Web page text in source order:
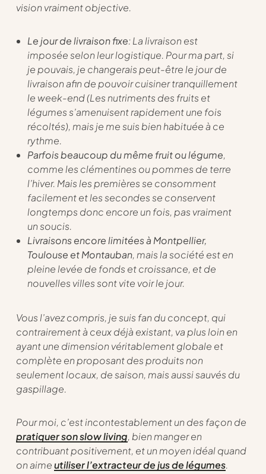
vision vraiment objective.
Le jour de livraison fixe: La livraison est
imposée selon leur logistique. Pour ma part, si
je pouvais, je changerais peut-être le jour de
livraison afin de pouvoir cuisiner tranquillement
le week-end (Les nutriments des fruits et
légumes s’amenuisent rapidement une fois
récoltés), mais je me suis bien habituée à ce
rythme.
Parfois beaucoup du même fruit ou légume,
comme les clémentines ou pommes de terre
l’hiver. Mais les premières se consomment
facilement et les secondes se conservent
longtemps donc encore un fois, pas vraiment
un soucis.
Livraisons encore limitées à Montpellier,
Toulouse et Montauban, mais la société est en
pleine levée de fonds et croissance, et de
nouvelles villes sont vite voir le jour.
Vous l’avez compris, je suis fan du concept, qui
contrairement à ceux déjà existant, va plus loin en
ayant une dimension véritablement globale et
complète en proposant des produits non
seulement locaux, de saison, mais aussi sauvés du
gaspillage.
Pour moi, c’est incontestablement un des façon de
pratiquer son slow living, bien manger en
contribuant positivement, et un moyen idéal quand
on aimeutiliser l’extracteur de jus de légumes.